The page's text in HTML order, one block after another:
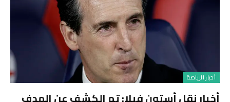
أخبار الرياضة
أخبار نقل أستون فيلا: تم الكشف عن الهدف